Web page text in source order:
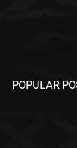
POPULAR